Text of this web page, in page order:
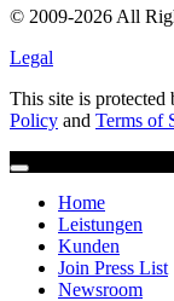
© 2009-2026 All
Legal
This site is
Policy and Terms of
Home
Leistungen
Kunden
Join Press List
Newsroom